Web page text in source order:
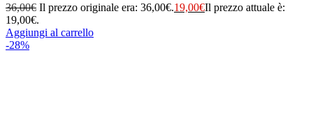
36,00€ Il prezzo originale era: 36,00€.19,00€Il prezzo attuale è:
19,00€.
Aggiungi al carrello
-28%